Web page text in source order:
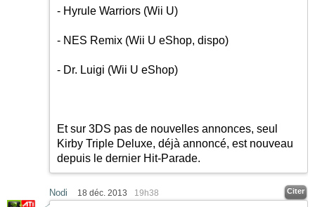
- Hyrule Warriors (Wii U)
- NES Remix (Wii U eShop, dispo)
- Dr. Luigi (Wii U eShop)
Et sur 3DS pas de nouvelles annonces, seul
Kirby Triple Deluxe, déjà annoncé, est nouveau
depuis le dernier Hit-Parade.
Nodi 18 déc. 2013 19h38 Citer